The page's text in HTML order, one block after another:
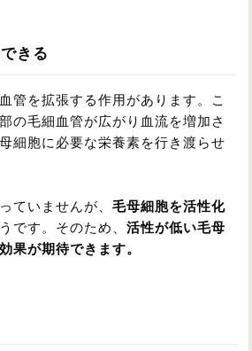
きる
管を拡張する作用があります。こ
の毛細血管が広がり血流を増加さ
細胞に必要な栄養素を行き渡らせ
ていませんが、 毛母細胞を活性化
です。そのため、 活性が低い毛母
果が期待できます。